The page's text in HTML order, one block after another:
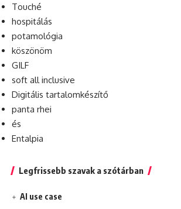
Touché
hospitálás
potamológia
köszönöm
GILF
soft all inclusive
Digitális tartalomkészítő
panta rhei
és
Entalpia
Legfrissebb szavak a szótárban
AI use case